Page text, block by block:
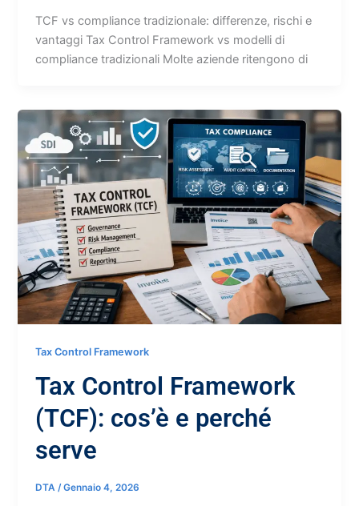
TCF vs compliance tradizionale: differenze, rischi e
vantaggi Tax Control Framework vs modelli di
compliance tradizionali Molte aziende ritengono di
Tax Control Framework
Tax Control Framework
(TCF): cos’è e perché
serve
DTA/Gennaio 4, 2026